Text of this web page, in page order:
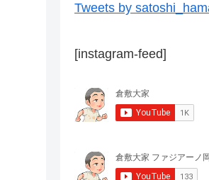
Tweets by
[instagram-feed]